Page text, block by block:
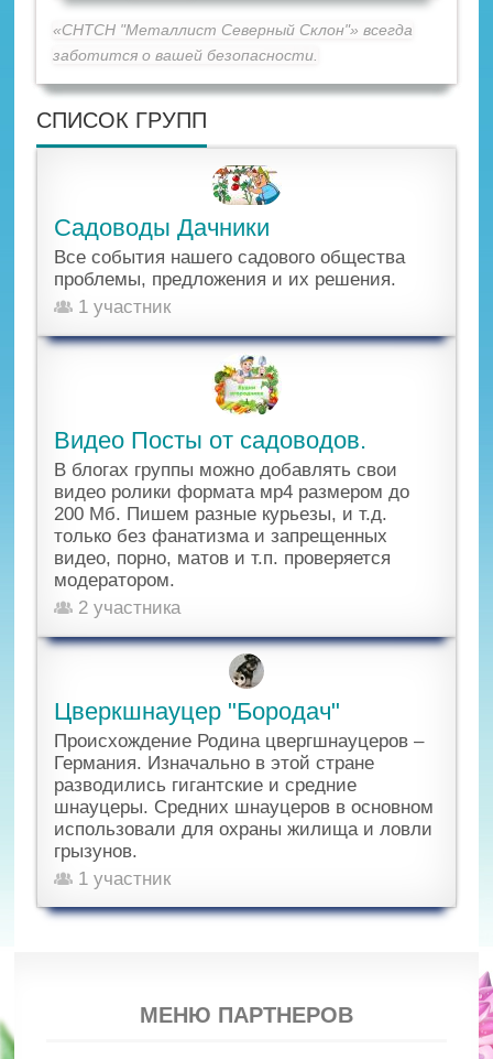
«СНТСН "Металлист Северный Склон"» всегда
заботится о вашей безопасности.
СПИСОК ГРУПП
Садоводы Дачники
Все события нашего садового общества
проблемы, предложения и их решения.
1 участник
Видео Посты от садоводов.
В блогах группы можно добавлять свои
видео ролики формата мр4 размером до
200 Мб. Пишем разные курьезы, и т.д.
только без фанатизма и запрещенных
видео, порно, матов и т.п. проверяется
модератором.
2 участника
Цверкшнауцер "Бородач"
Происхождение Родина цвергшнауцеров –
Германия. Изначально в этой стране
разводились гигантские и средние
шнауцеры. Средних шнауцеров в основном
использовали для охраны жилища и ловли
грызунов.
1 участник
МЕНЮ ПАРТНЕРОВ